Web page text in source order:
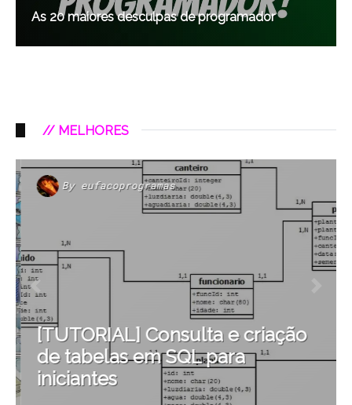
As 20 maiores desculpas de programador
// MELHORES
Byeufacoprogramas
[TUTORIAL] Consulta e criação
de tabelas em SQL para
iniciantes